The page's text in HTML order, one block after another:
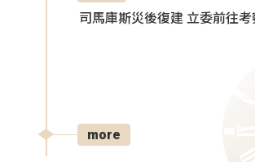
司馬庫斯災後復建 立委前往
more